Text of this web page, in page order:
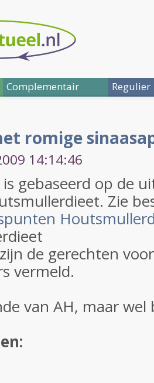
Complementair Regulier
romige
14:14:46
gebaseerd op de
Zie
de gerechten
vermeld.
van AH, maar wel